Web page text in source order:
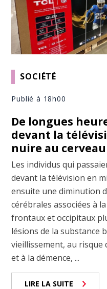
SOCIÉTÉ
Publié à 18h00
De longues
devant la
nuire au cerveau
Les individus qui
devant la télévision en
ensuite une diminution
cérébrales associées à
frontaux et occipitaux
lésions de la substance
vieillissement, au risque
et à la démence, ...
LIRE LA SUITE